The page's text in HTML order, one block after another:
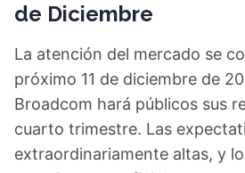
de Diciembre
La atención del mercado se
próximo 11 de diciembre de
Broadcom hará públicos sus
cuarto trimestre. Las
extraordinariamente altas, y